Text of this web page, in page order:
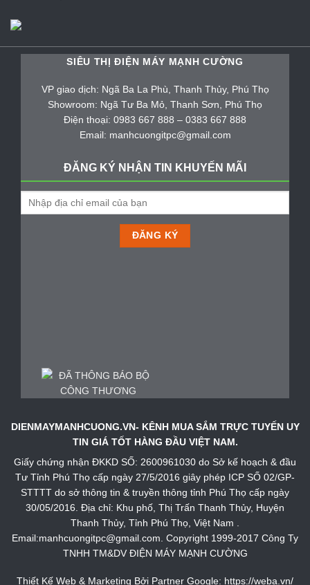
SIÊU THỊ ĐIỆN MÁY MẠNH CƯỜNG
VP giao dịch: Ngã Ba La Phù, Thanh Thủy, Phú Thọ
Showroom: Ngã Tư Ba Mỏ, Thanh Sơn, Phú Thọ
Điện thoại: 0983 667 888 – 0383 667 888
Email: manhcuongitpc@gmail.com
ĐĂNG KÝ NHẬN TIN KHUYẾN MÃI
DIENMAYMANHCUONG.VN- KÊNH MUA SẮM TRỰC TUYẾN UY
TIN GIÁ TỐT HÀNG ĐẦU VIỆT NAM.
Giấy chứng nhận ĐKKD SỐ: 2600961030 do Sở kế hoạch & đầu
Tư Tỉnh Phú Thọ cấp ngày 27/5/2016 giây phép ICP SỐ 02/GP-
STTTT do sở thông tin & truyền thông tỉnh Phú Thọ cấp ngày
30/05/2016. Địa chỉ: Khu phố, Thị Trấn Thanh Thủy, Huyện
Thanh Thủy, Tỉnh Phú Thọ, Việt Nam .
Email:manhcuongitpc@gmail.com. Copyright 1999-2017 Công Ty
TNHH TM&DV ĐIỆN MÁY MẠNH CƯỜNG
Thiết Kế Web & Marketing Bởi Partner Google: https://weba.vn/